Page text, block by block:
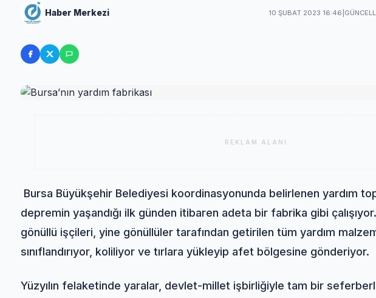
Haber Merkezi 10 ŞUBAT 2023 16:46
REKLAM ALANI
Bursa Büyükşehir Belediyesi koordinasyonunda belirlenen yardım
depremin yaşandığı ilk günden itibaren adeta bir fabrika gibi çalışıyor.
gönüllü işçileri, yine gönüllüler tarafından getirilen tüm yardım
sınıflandırıyor, koliliyor ve tırlara yükleyip afet bölgesine gönderiyor.
Yüzyılın felaketinde yaralar, devlet-millet işbirliğiyle tam bir